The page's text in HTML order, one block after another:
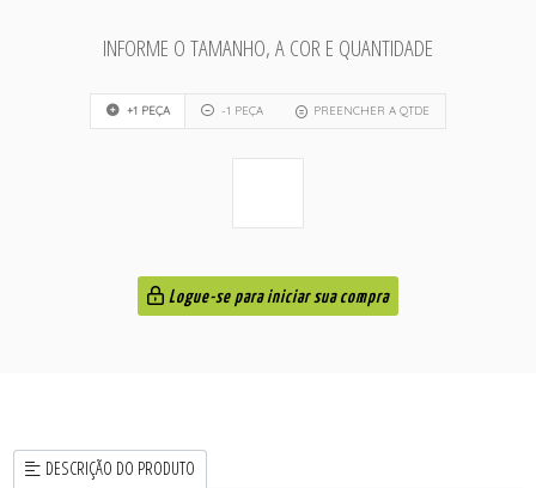
INFORME O TAMANHO, A COR E QUANTIDADE
+1 PEÇA -1 PEÇA PREENCHER A QTDE
Logue-se para iniciar sua compra
DESCRIÇÃO DO PRODUTO